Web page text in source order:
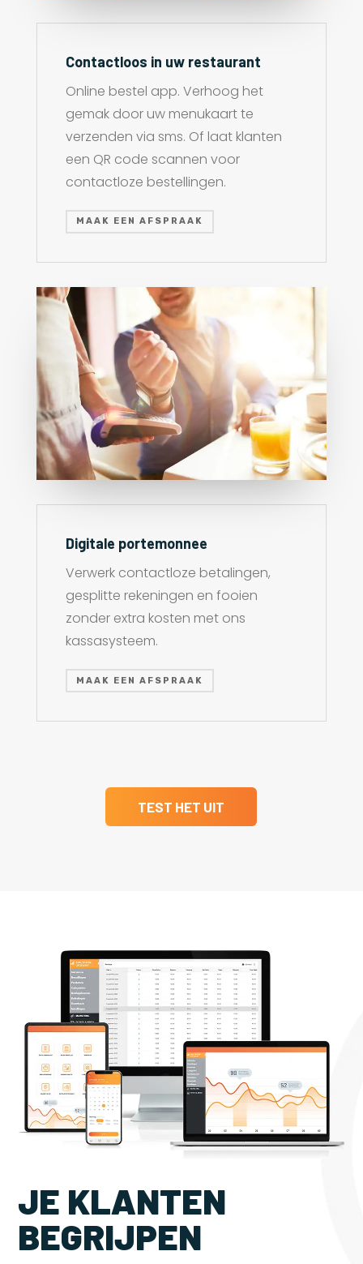
Contactloos in uw restaurant
Online bestel app. Verhoog het
gemak door uw menukaart te
verzenden via sms. Of laat klanten
een QR code scannen voor
contactloze bestellingen.
MAAK EEN AFSPRAAK
Digitale portemonnee
Verwerk contactloze betalingen,
gesplitte rekeningen en fooien
zonder extra kosten met ons
kassasysteem.
MAAK EEN AFSPRAAK
TEST HET UIT
JE KLANTEN
BEGRIJPEN